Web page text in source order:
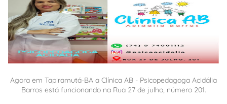
Agora em Tapiramutá-BA a Clínica AB - Psicopedagoga Acidália
Barros está funcionando na Rua 27 de julho, número 201.